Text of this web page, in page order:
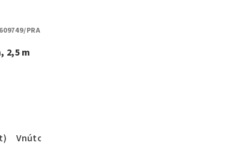
2,5 m
Vnútorný kút ( corner int )
609749/PRA